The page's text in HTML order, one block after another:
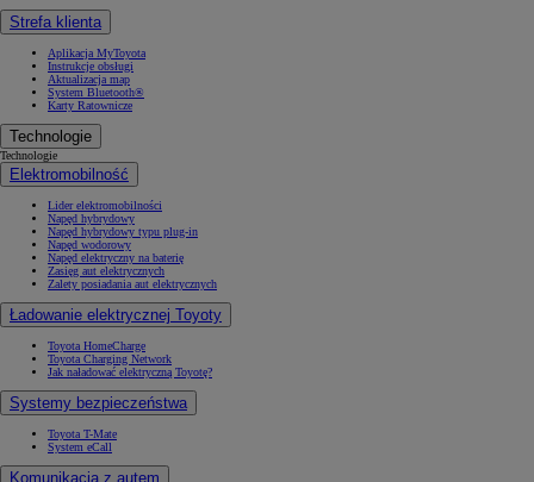
Strefa klienta
Aplikacja MyToyota
Instrukcje obsługi
Aktualizacja map
System Bluetooth®
Karty Ratownicze
Technologie
Technologie
Elektromobilność
Lider elektromobilności
Napęd hybrydowy
Napęd hybrydowy typu plug-in
Napęd wodorowy
Napęd elektryczny na baterię
Zasięg aut elektrycznych
Zalety posiadania aut elektrycznych
Ładowanie elektrycznej Toyoty
Toyota HomeCharge
Toyota Charging Network
Jak naładować elektryczną Toyotę?
Systemy bezpieczeństwa
Toyota T-Mate
System eCall
Komunikacja z autem